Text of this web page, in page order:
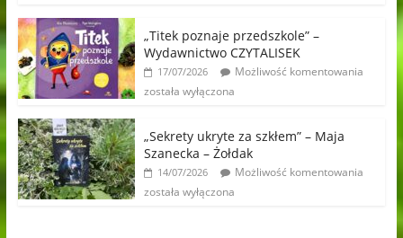
„Titek poznaje przedszkole” –
Wydawnictwo CZYTALISEK
17/07/2026
Możliwość komentowania
została wyłączona
„Sekrety ukryte za szkłem” – Maja
Szanecka – Żołdak
14/07/2026
Możliwość komentowania
została wyłączona